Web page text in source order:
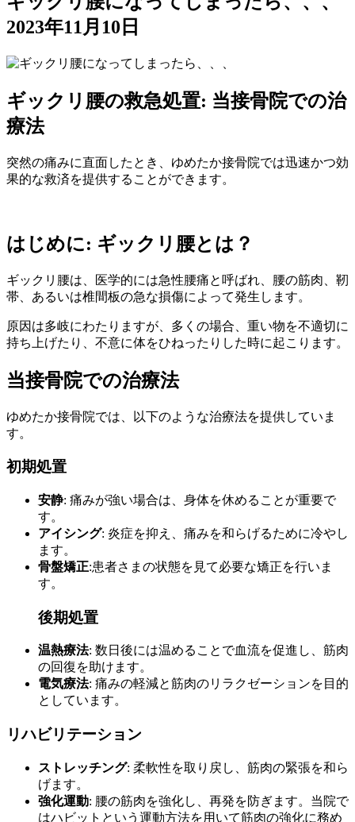
2023年11月10日
ギックリ腰の救急処置: 当接骨院での治
療法
突然の痛みに直面したとき、ゆめたか接骨院では迅速かつ効
果的な救済を提供することができます。
はじめに: ギックリ腰とは？
ギックリ腰は、医学的には急性腰痛と呼ばれ、腰の筋肉、靭
帯、あるいは椎間板の急な損傷によって発生します。
原因は多岐にわたりますが、多くの場合、重い物を不適切に
持ち上げたり、不意に体をひねったりした時に起こります。
当接骨院での治療法
ゆめたか接骨院では、以下のような治療法を提供していま
す。
初期処置
安静: 痛みが強い場合は、身体を休めることが重要で
す。
アイシング: 炎症を抑え、痛みを和らげるために冷やし
ます。
骨盤矯正:患者さまの状態を見て必要な矯正を行いま
す。
後期処置
温熱療法: 数日後には温めることで血流を促進し、筋肉
の回復を助けます。
電気療法: 痛みの軽減と筋肉のリラクゼーションを目的
としています。
リハビリテーション
ストレッチング: 柔軟性を取り戻し、筋肉の緊張を和ら
げます。
強化運動: 腰の筋肉を強化し、再発を防ぎます。当院で
はハビットという運動方法を用いて筋肉の強化に務め